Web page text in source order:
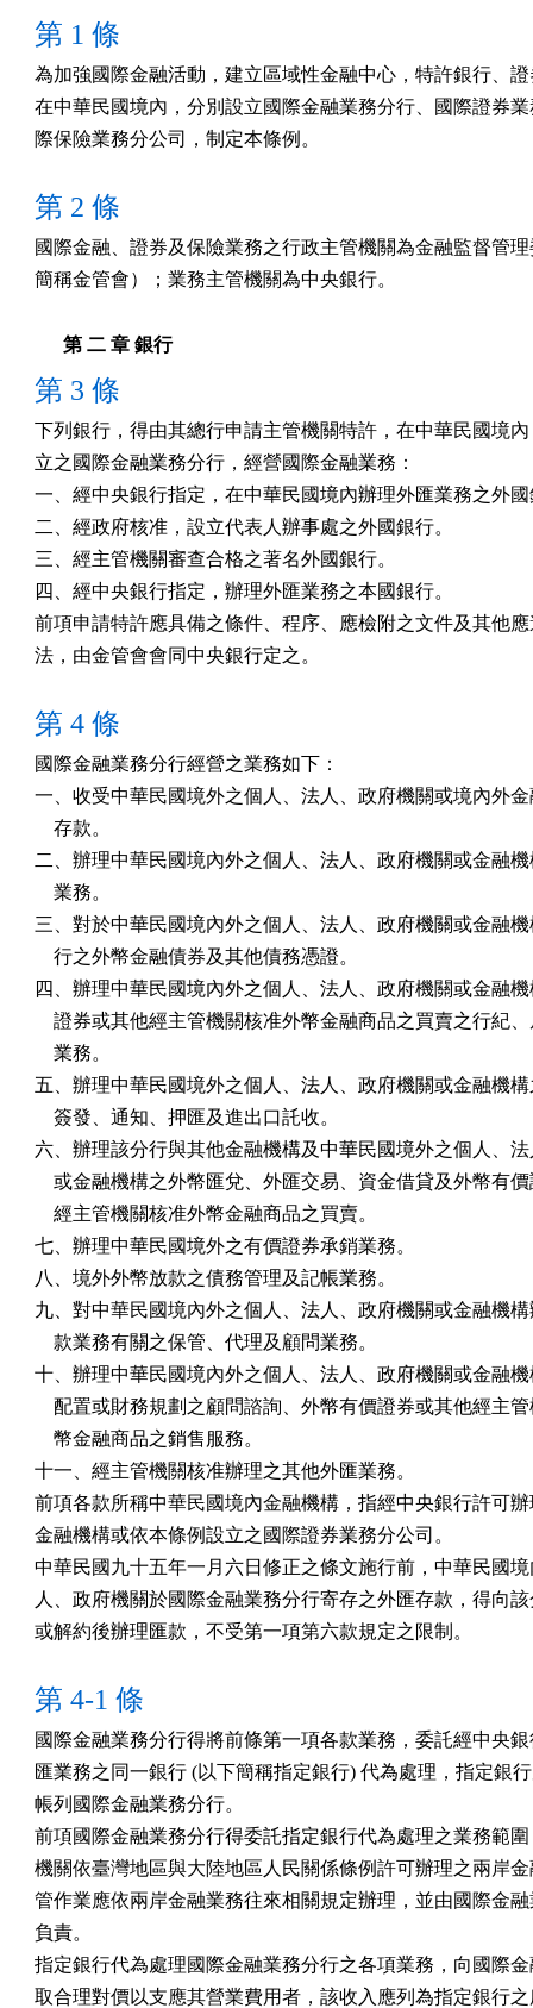
第 1 條
為加強國際金融活動，建立區域性金融中心，特許銀行、
在中華民國境內，分別設立國際金融業務分行、國際證券
際保險業務分公司，制定本條例。
第 2 條
國際金融、證券及保險業務之行政主管機關為金融監督管
簡稱金管會）；業務主管機關為中央銀行。
第 二 章 銀行
第 3 條
下列銀行，得由其總行申請主管機關特許，在中華民國境
立之國際金融業務分行，經營國際金融業務：
一、經中央銀行指定，在中華民國境內辦理外匯業務之外
二、經政府核准，設立代表人辦事處之外國銀行。
三、經主管機關審查合格之著名外國銀行。
四、經中央銀行指定，辦理外匯業務之本國銀行。
前項申請特許應具備之條件、程序、應檢附之文件及其他
法，由金管會會同中央銀行定之。
第 4 條
國際金融業務分行經營之業務如下：
一、收受中華民國境外之個人、法人、政府機關或境內外
    存款。
二、辦理中華民國境內外之個人、法人、政府機關或金融
    業務。
三、對於中華民國境內外之個人、法人、政府機關或金融
    行之外幣金融債券及其他債務憑證。
四、辦理中華民國境內外之個人、法人、政府機關或金融
證券或其他經主管機關核准外幣金融商品之買賣之行紀
    業務。
五、辦理中華民國境外之個人、法人、政府機關或金融機
    簽發、通知、押匯及進出口託收。
六、辦理該分行與其他金融機構及中華民國境外之個人、
或金融機構之外幣匯兌、外匯交易、資金借貸及外幣有
    經主管機關核准外幣金融商品之買賣。
七、辦理中華民國境外之有價證券承銷業務。
八、境外外幣放款之債務管理及記帳業務。
九、對中華民國境內外之個人、法人、政府機關或金融機
    款業務有關之保管、代理及顧問業務。
十、辦理中華民國境內外之個人、法人、政府機關或金融
配置或財務規劃之顧問諮詢、外幣有價證券或其他經主
    幣金融商品之銷售服務。
十一、經主管機關核准辦理之其他外匯業務。
前項各款所稱中華民國境內金融機構，指經中央銀行許可
金融機構或依本條例設立之國際證券業務分公司。
中華民國九十五年一月六日修正之條文施行前，中華民國
人、政府機關於國際金融業務分行寄存之外匯存款，得向
或解約後辦理匯款，不受第一項第六款規定之限制。
第 4-1 條
國際金融業務分行得將前條第一項各款業務，委託經中央
匯業務之同一銀行 (以下簡稱指定銀行) 代為處理，指定銀
帳列國際金融業務分行。
前項國際金融業務分行得委託指定銀行代為處理之業務範
機關依臺灣地區與大陸地區人民關係條例許可辦理之兩岸
管作業應依兩岸金融業務往來相關規定辦理，並由國際金
負責。
指定銀行代為處理國際金融業務分行之各項業務，向國際
取合理對價以支應其營業費用者，該收入應列為指定銀行